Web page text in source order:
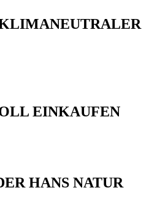
EINKAUFEN
HANS NATUR